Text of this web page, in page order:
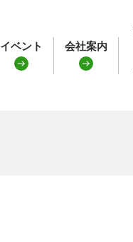
イベント 会社案内